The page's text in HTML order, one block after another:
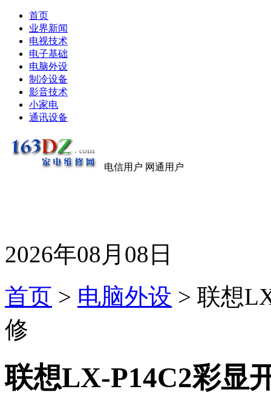
首页
业界新闻
电视技术
电子基础
电脑外设
制冷设备
影音技术
小家电
通讯设备
电信用户 网通用户
2026年08月08日
首页 > 电脑外设 > 联想
修
联想LX-P14C2彩显